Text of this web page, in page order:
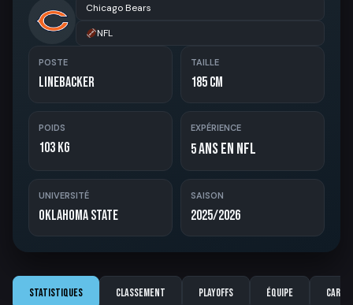
Chicago Bears
NFL
POSTE
Linebacker
TAILLE
185 cm
POIDS
103 kg
EXPÉRIENCE
5ans en NFL
UNIVERSITÉ
Oklahoma State
SAISON
2025/2026
Statistiques Classement Playoffs Équipe